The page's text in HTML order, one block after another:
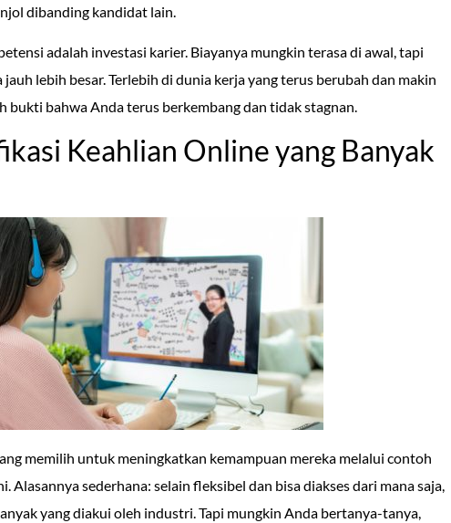
dibanding kandidat lain.
adalah investasi karier. Biayanya mungkin terasa di awal, tapi
lebih besar. Terlebih di dunia kerja yang terus berubah dan makin
bukti bahwa Anda terus berkembang dan tidak stagnan.
Keahlian Online yang Banyak
memilih untuk meningkatkan kemampuan mereka melalui contoh
Alasannya sederhana: selain fleksibel dan bisa diakses dari mana saja,
yang diakui oleh industri. Tapi mungkin Anda bertanya-tanya,